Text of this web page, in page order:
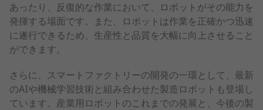
あったり、反復的な作業において、ロボットがその能力を
発揮する場面です。また、ロボットは作業を正確かつ迅速
に遂行できるため、生産性と品質を大幅に向上させること
ができます。
さらに、スマートファクトリーの開発の一環として、最新
のAIや機械学習技術と組み合わせた製造ロボットも登場し
ています。産業用ロボットのこれまでの発展と、今後の製